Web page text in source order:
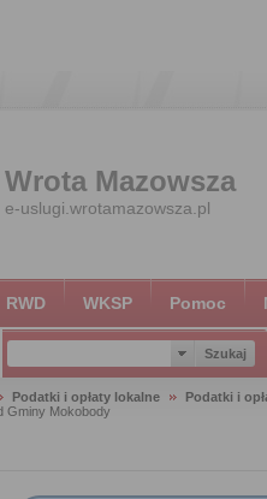
Wrota Mazowsza
e-uslugi.wrotamazowsza.pl
RWD WKSP Pomoc
Podatki i opłaty lokalne
Podatki i
Gminy Mokobody